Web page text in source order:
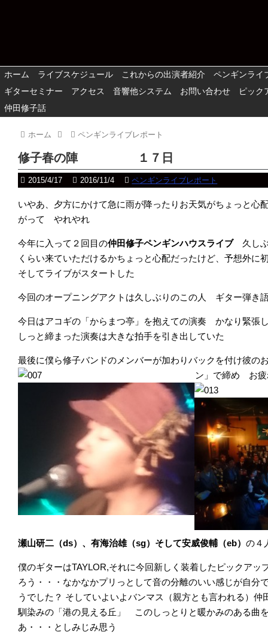
ホーム ライブスケジュール これからの出演者紹介
ペンギンライ
ギターセミナー
アクセス 音響他システム お問い合わせ
ピック
仲田修子話
ホーム ペンギンライブレポート
修子春の陣 １７日
2015/4/17 2016/11/4 ペンギンライブレポート
いやあ、夕方にかけて急に雨が降ったりお天気がちょっと心
がって やれやれ
今年に入って２回目の仲田修子ペンギンハウスライブ久しぶ
くらい来ていただけるかちょっと心配だったけど、予想外
そしてライブがスタートした
今回のオープニングアクトは久しぶりのこの人 ギター弾
今日はアコギの「からまつ亭」を抱えての演奏 かなり緊張
しっと締まった演奏は大きな拍手を引き出していた
最後に僕ら修子バンドのメンバーが加わりバックを付け彼の
ン」で締め お疲
瀬山研二（ds）、有海治雄（sg）そして安威俊輔（eb） の４
僕のギターはTAYLOR,それに今回新しく装着したピックア
ろう・・・なかなかプリっとして音の分離のいい感じが自
うでした？ そしていよいよバンマス（親方とも言われる）
馴染みの「港の見える丘」 このしっとりと暖かみのある曲
あ・・・としみじみ思う